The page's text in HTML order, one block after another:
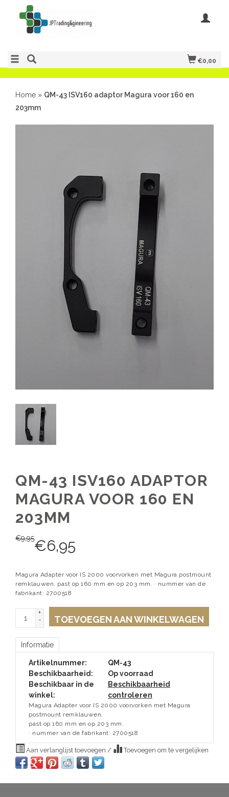
€0,00
Home » QM-43 ISV160 adaptor Magura voor 160 en
203mm
QM-43 ISV160 ADAPTOR
MAGURA VOOR 160 EN
203MM
€9,95€6,95
Magura Adapter voor IS 2000 voorvorken met Magura postmount
remklauwen. past op 160 mm en op 203 mm. · nummer van de
fabrikant: 2700518
+
-
TOEVOEGEN AAN WINKELWAGEN
Informatie
Artikelnummer:
QM-43
Beschikbaarheid:
Op voorraad
Beschikbaar in de
winkel:
Beschikbaarheid
controleren
Magura Adapter voor IS 2000 voorvorken met Magura
postmount remklauwen.
past op 160 mm en op 203 mm.
· nummer van de fabrikant: 2700518
Aan verlanglijst toevoegen / Toevoegen om te vergelijken